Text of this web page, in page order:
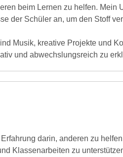
beim Lernen zu helfen. Mein
der Schüler an, um den Stoff
Musik, kreative Projekte und
und abwechslungsreich zu
darin, anderen zu
Klassenarbeiten zu